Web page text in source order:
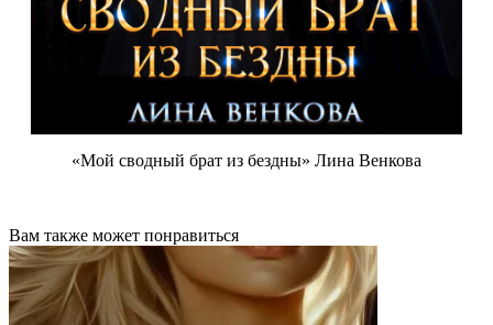
«Мой сводный брат из бездны» Лина Венкова
Вам также может понравиться